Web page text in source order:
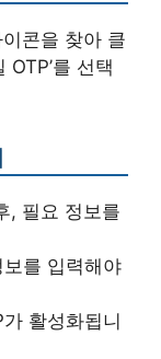
이콘을 찾아 클
OTP’를 선택
, 필요 정보를
를 입력해야
활성화됩니